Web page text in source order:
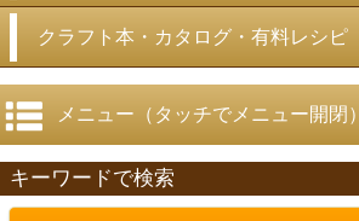
クラフト本・カタログ・有料レシピ
メニュー（タッチでメニュー開閉）
キーワードで検索